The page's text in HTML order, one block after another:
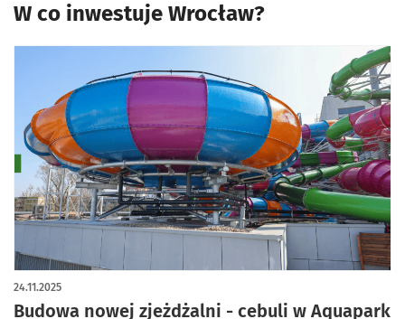
W co inwestuje Wrocław?
Budowa nowej zjeżdżalni - cebuli w Aquapark
24.11.2025